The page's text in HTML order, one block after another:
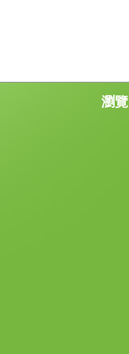
瀏覽